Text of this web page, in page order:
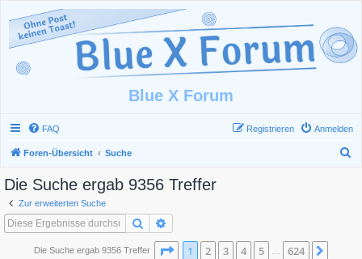
Blue X Forum
FAQ Anmelden
Registrieren
Foren-Übersicht Suche
Die Suche ergab 9356 Treffer
Zur erweiterten Suche
Suche
Die Suche ergab 9356 Treffer Seite 1von 624
1 2 3 4 5 624